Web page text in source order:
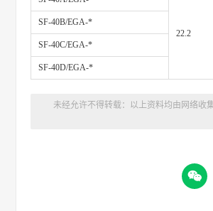
22.2
SF-40B/EGA-*
SF-40C/EGA-*
SF-40D/EGA-*
未经允许不得转载：以上资料均由网络收
